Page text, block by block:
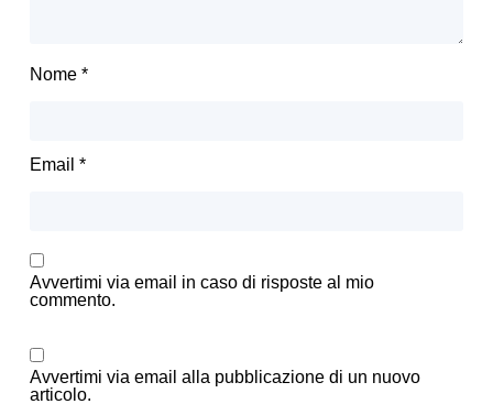
Nome *
Email *
Avvertimi via email in caso di risposte al mio
commento.
Avvertimi via email alla pubblicazione di un nuovo
articolo.